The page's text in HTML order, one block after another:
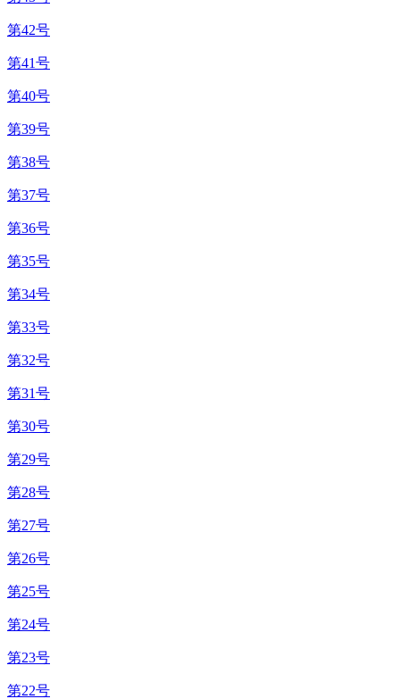
第42号
第41号
第40号
第39号
第38号
第37号
第36号
第35号
第34号
第33号
第32号
第31号
第30号
第29号
第28号
第27号
第26号
第25号
第24号
第23号
第22号